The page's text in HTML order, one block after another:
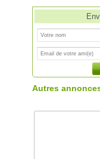
Autres